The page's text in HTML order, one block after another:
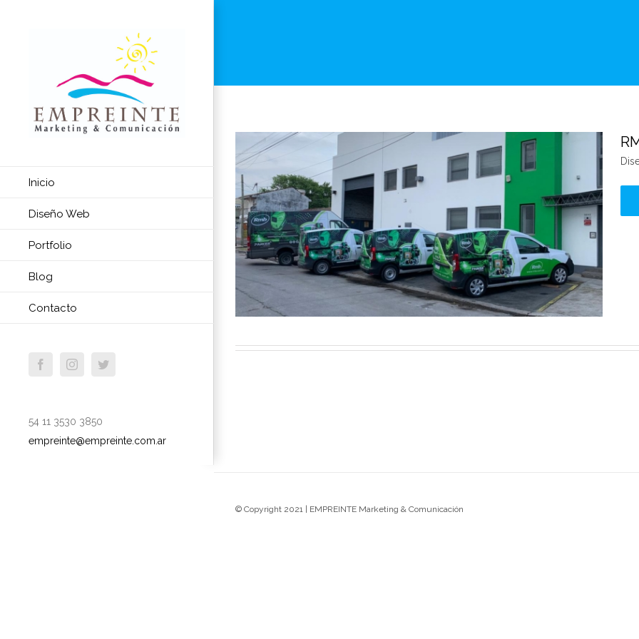
Inicio
Diseño Web
Portfolio
Blog
Contacto
facebookinstagram
54 11 3530 3850
empreinte@empreinte.com.ar
© Copyright 2021 | EMPREINTE Marketing & Comunicación